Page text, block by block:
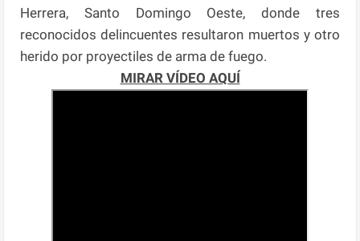
Herrera, Santo Domingo Oeste, donde tres
reconocidos delincuentes resultaron muertos y otro
herido por proyectiles de arma de fuego.
MIRAR VÍDEO AQUÍ